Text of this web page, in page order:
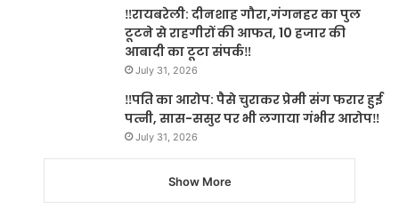
‼️रायबरेली: दीनशाह गौरा,गंगनहर का पुल
टूटने से राहगीरों की आफत, 10 हजार की
आबादी का टूटा संपर्क‼️
July 31, 2026
‼️पति का आरोप: पैसे चुराकर प्रेमी संग फरार हुई
पत्नी, सास-ससुर पर भी लगाया गंभीर आरोप‼️
July 31, 2026
Show More